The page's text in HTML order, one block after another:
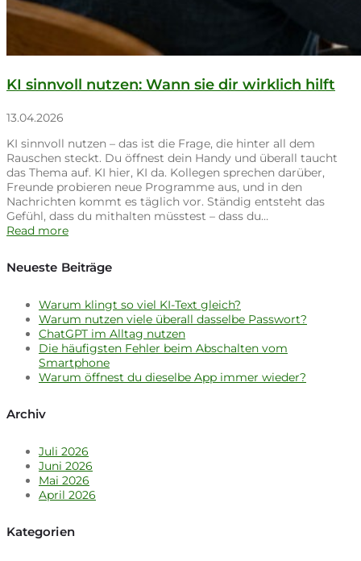
KI sinnvoll nutzen: Wann sie dir wirklich hilft
13.04.2026
KI sinnvoll nutzen – das ist die Frage, die hinter all dem
Rauschen steckt. Du öffnest dein Handy und überall taucht
das Thema auf. KI hier, KI da. Kollegen sprechen darüber,
Freunde probieren neue Programme aus, und in den
Nachrichten kommt es täglich vor. Ständig entsteht das
Gefühl, dass du mithalten müsstest – dass du…
Read more
Neueste Beiträge
Warum klingt so viel KI-Text gleich?
Warum nutzen viele überall dasselbe Passwort?
ChatGPT im Alltag nutzen
Die häufigsten Fehler beim Abschalten vom
Smartphone
Warum öffnest du dieselbe App immer wieder?
Archiv
Juli 2026
Juni 2026
Mai 2026
April 2026
Kategorien